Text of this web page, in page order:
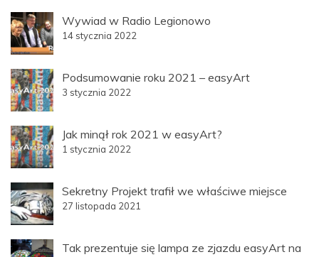
Wywiad w Radio Legionowo
14 stycznia 2022
Podsumowanie roku 2021 – easyArt
3 stycznia 2022
Jak minął rok 2021 w easyArt?
1 stycznia 2022
Sekretny Projekt trafił we właściwe miejsce
27 listopada 2021
Tak prezentuje się lampa ze zjazdu easyArt na